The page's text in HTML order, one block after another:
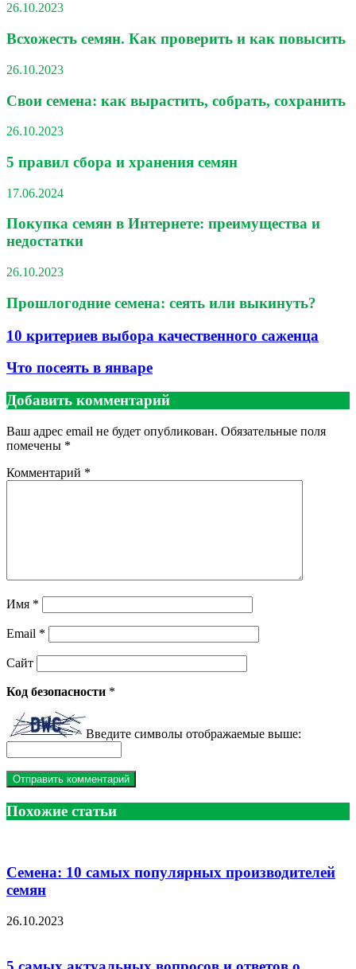
26.10.2023
Всхожесть семян. Как проверить и как повысить
26.10.2023
Свои семена: как вырастить, собрать, сохранить
26.10.2023
5 правил сбора и хранения семян
17.06.2024
Покупка семян в Интернете: преимущества и
недостатки
26.10.2023
Прошлогодние семена: сеять или выкинуть?
10 критериев выбора качественного саженца
Что посеять в январе
Добавить комментарий
Ваш адрес email не будет опубликован. Обязательные поля
помечены *
Комментарий *
Имя *
Email *
Сайт
Код безопасности *
Введите символы отображаемые выше:
Похожие статьи
Семена: 10 самых популярных производителей
семян
26.10.2023